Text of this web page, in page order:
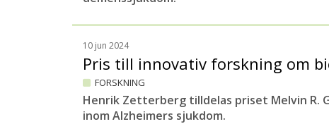
10 jun 2024
Pris till innovativ forskning om
FORSKNING
Henrik Zetterberg tilldelas priset Melvin R.
inom Alzheimers sjukdom.